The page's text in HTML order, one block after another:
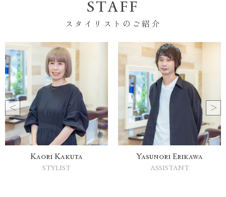
STAFF
スタイリストのご紹介
Yasunori Erikawa
ASSISTANT
Kanako Souno
DIRECTOR